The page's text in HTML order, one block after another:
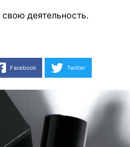
деятельность.
Facebook Twitter